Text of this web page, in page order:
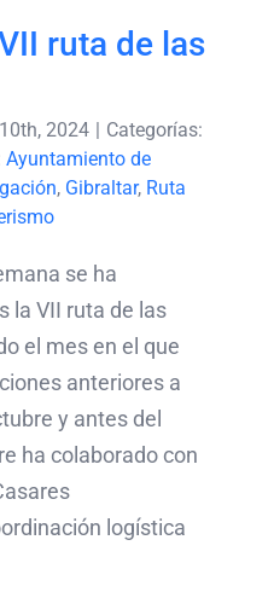
ruta de las
2024 | Categorías:
Ayuntamiento de
, Gibraltar, Ruta
se ha
la VII ruta de las
el mes en el que
anteriores a
y antes del
ha colaborado con
logística